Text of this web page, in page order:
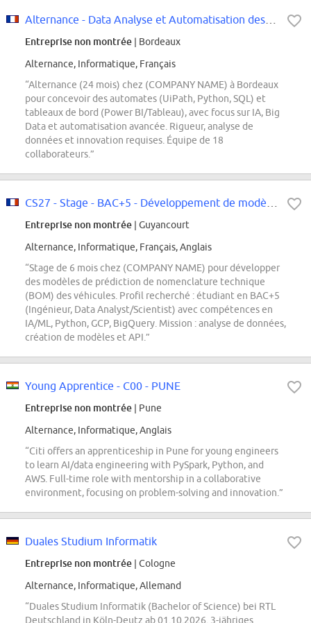
Entreprise non montrée | Bordeaux
Alternance, Informatique, Français
“Alternance (24 mois) chez (COMPANY NAME) à Bordeaux
pour concevoir des automates (UiPath, Python, SQL) et
tableaux de bord (Power BI/Tableau), avec focus sur IA, Big
Data et automatisation avancée. Rigueur, analyse de
données et innovation requises. Équipe de 18
collaborateurs.”
Entreprise non montrée | Guyancourt
Alternance, Informatique, Français, Anglais
“Stage de 6 mois chez (COMPANY NAME) pour développer
des modèles de prédiction de nomenclature technique
(BOM) des véhicules. Profil recherché : étudiant en BAC+5
(Ingénieur, Data Analyst/Scientist) avec compétences en
IA/ML, Python, GCP, BigQuery. Mission : analyse de données,
création de modèles et API.”
Young Apprentice - C00 - PUNE
Entreprise non montrée | Pune
Alternance, Informatique, Anglais
“Citi offers an apprenticeship in Pune for young engineers
to learn AI/data engineering with PySpark, Python, and
AWS. Full-time role with mentorship in a collaborative
environment, focusing on problem-solving and innovation.”
Duales Studium Informatik
Entreprise non montrée | Cologne
Alternance, Informatique, Allemand
“Duales Studium Informatik (Bachelor of Science) bei RTL
Deutschland in Köln-Deutz ab 01.10.2026. 3-jähriges